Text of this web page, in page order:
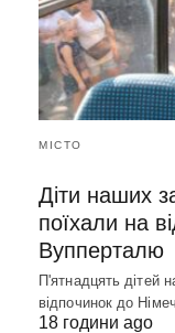
МІСТО
Діти наших
поїхали на
Вупперталю
П'ятнадцять дітей
відпочинок до
18 години ago